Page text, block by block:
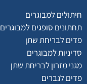
חיתולים למבוגרים
תחתונים סופגים למבוגרים
פדים לבריחת שתן
סדיניות למבוגרים
מגני מזרון לבריחת שתן
פדים לגברים